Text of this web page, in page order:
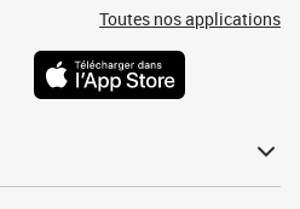
Toutes nos applications